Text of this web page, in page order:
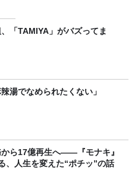
「TAMIYA」がバズってま
湯でなめられたくない」
ら17億再生へ——『モナキ』
、人生を変えた“ポチッ”の話